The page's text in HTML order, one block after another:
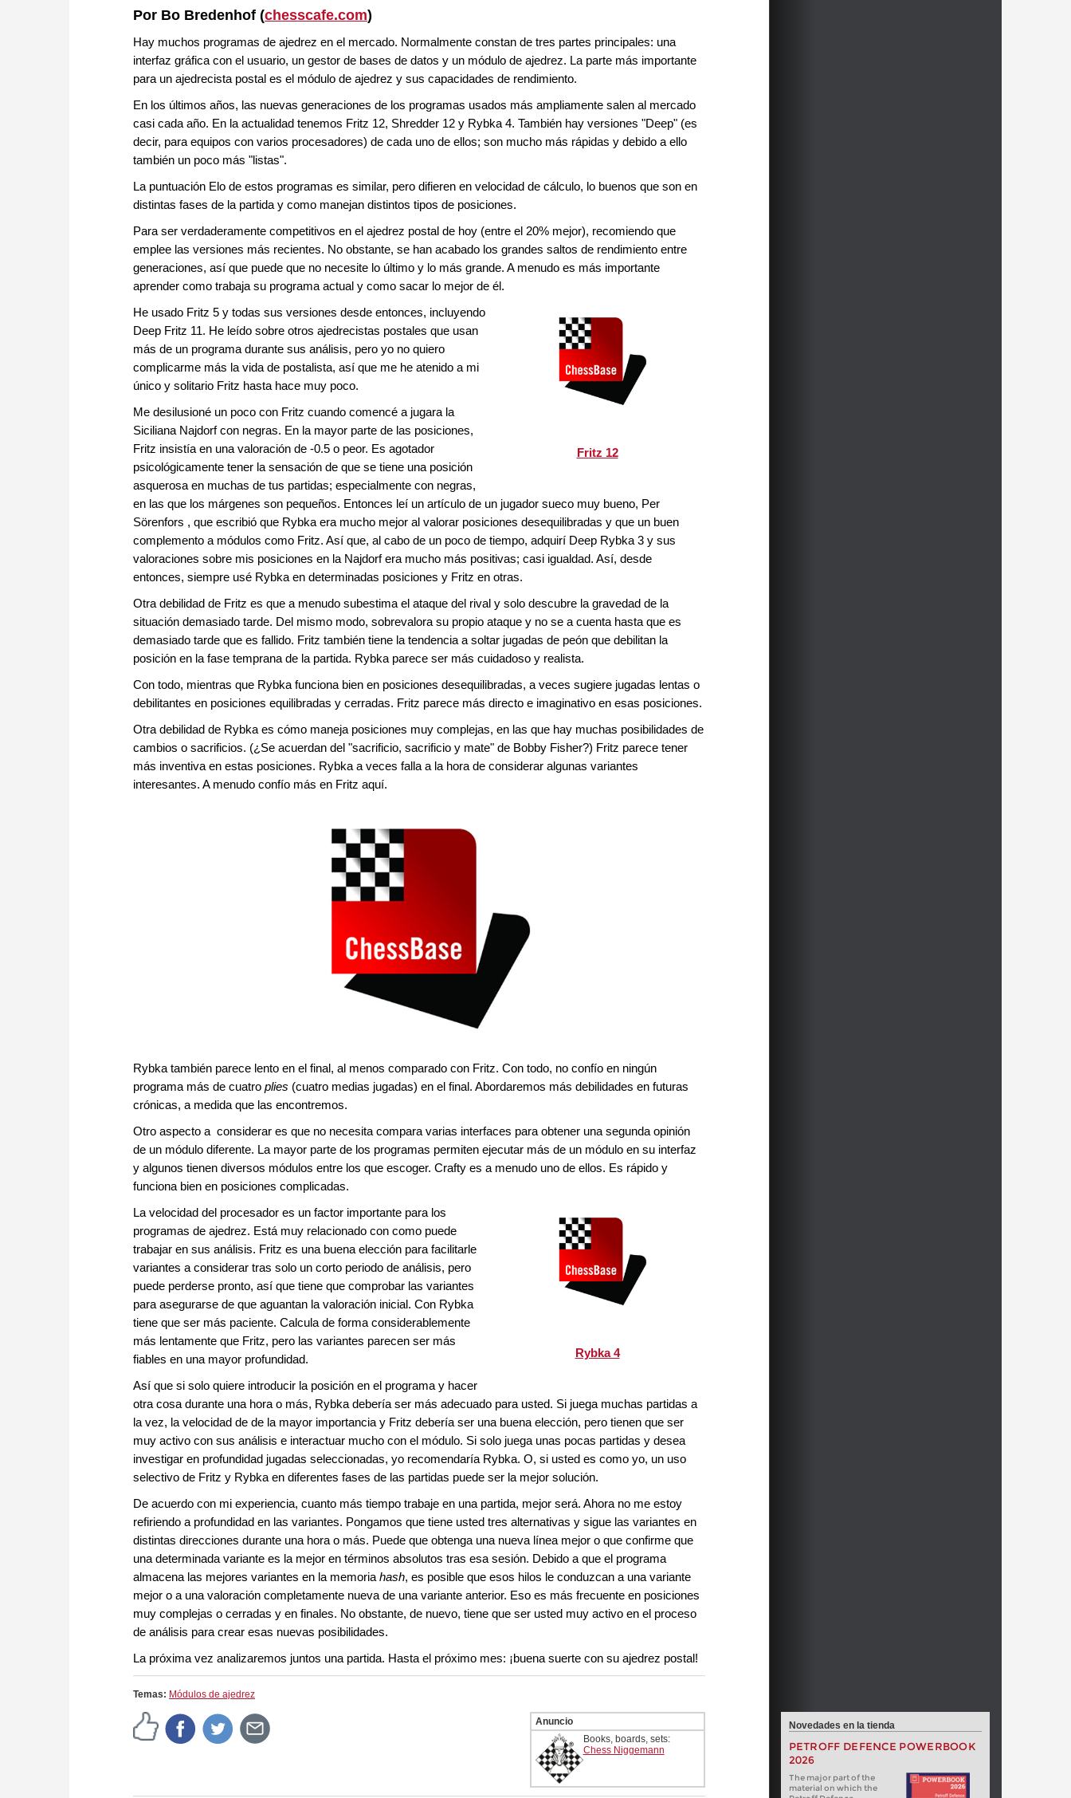
Por Bo Bredenhof (chesscafe.com)
Hay muchos programas de ajedrez en el mercado. Normalmente constan de tres partes principales: una
interfaz gráfica con el usuario, un gestor de bases de datos y un módulo de ajedrez. La parte más importante
para un ajedrecista postal es el módulo de ajedrez y sus capacidades de rendimiento.
En los últimos años, las nuevas generaciones de los programas usados más ampliamente salen al mercado
casi cada año. En la actualidad tenemos Fritz 12, Shredder 12 y Rybka 4. También hay versiones "Deep" (es
decir, para equipos con varios procesadores) de cada uno de ellos; son mucho más rápidas y debido a ello
también un poco más "listas".
La puntuación Elo de estos programas es similar, pero difieren en velocidad de cálculo, lo buenos que son en
distintas fases de la partida y como manejan distintos tipos de posiciones.
Para ser verdaderamente competitivos en el ajedrez postal de hoy (entre el 20% mejor), recomiendo que
emplee las versiones más recientes. No obstante, se han acabado los grandes saltos de rendimiento entre
generaciones, así que puede que no necesite lo último y lo más grande. A menudo es más importante
aprender como trabaja su programa actual y como sacar lo mejor de él.
Fritz 12
He usado Fritz 5 y todas sus versiones desde entonces, incluyendo
Deep Fritz 11. He leído sobre otros ajedrecistas postales que usan
más de un programa durante sus análisis, pero yo no quiero
complicarme más la vida de postalista, así que me he atenido a mi
único y solitario Fritz hasta hace muy poco.
Me desilusioné un poco con Fritz cuando comencé a jugara la
Siciliana Najdorf con negras. En la mayor parte de las posiciones,
Fritz insistía en una valoración de -0.5 o peor. Es agotador
psicológicamente tener la sensación de que se tiene una posición
asquerosa en muchas de tus partidas; especialmente con negras,
en las que los márgenes son pequeños. Entonces leí un artículo de un jugador sueco muy bueno, Per
Sörenfors , que escribió que Rybka era mucho mejor al valorar posiciones desequilibradas y que un buen
complemento a módulos como Fritz. Así que, al cabo de un poco de tiempo, adquirí Deep Rybka 3 y sus
valoraciones sobre mis posiciones en la Najdorf era mucho más positivas; casi igualdad. Así, desde
entonces, siempre usé Rybka en determinadas posiciones y Fritz en otras.
Otra debilidad de Fritz es que a menudo subestima el ataque del rival y solo descubre la gravedad de la
situación demasiado tarde. Del mismo modo, sobrevalora su propio ataque y no se a cuenta hasta que es
demasiado tarde que es fallido. Fritz también tiene la tendencia a soltar jugadas de peón que debilitan la
posición en la fase temprana de la partida. Rybka parece ser más cuidadoso y realista.
Con todo, mientras que Rybka funciona bien en posiciones desequilibradas, a veces sugiere jugadas lentas o
debilitantes en posiciones equilibradas y cerradas. Fritz parece más directo e imaginativo en esas posiciones.
Otra debilidad de Rybka es cómo maneja posiciones muy complejas, en las que hay muchas posibilidades de
cambios o sacrificios. (¿Se acuerdan del "sacrificio, sacrificio y mate" de Bobby Fisher?) Fritz parece tener
más inventiva en estas posiciones. Rybka a veces falla a la hora de considerar algunas variantes
interesantes. A menudo confío más en Fritz aquí.
Rybka también parece lento en el final, al menos comparado con Fritz. Con todo, no confío en ningún
programa más de cuatro plies (cuatro medias jugadas) en el final. Abordaremos más debilidades en futuras
crónicas, a medida que las encontremos.
Otro aspecto a considerar es que no necesita compara varias interfaces para obtener una segunda opinión
de un módulo diferente. La mayor parte de los programas permiten ejecutar más de un módulo en su interfaz
y algunos tienen diversos módulos entre los que escoger. Crafty es a menudo uno de ellos. Es rápido y
funciona bien en posiciones complicadas.
Rybka 4
La velocidad del procesador es un factor importante para los
programas de ajedrez. Está muy relacionado con como puede
trabajar en sus análisis. Fritz es una buena elección para facilitarle
variantes a considerar tras solo un corto periodo de análisis, pero
puede perderse pronto, así que tiene que comprobar las variantes
para asegurarse de que aguantan la valoración inicial. Con Rybka
tiene que ser más paciente. Calcula de forma considerablemente
más lentamente que Fritz, pero las variantes parecen ser más
fiables en una mayor profundidad.
Así que si solo quiere introducir la posición en el programa y hacer
otra cosa durante una hora o más, Rybka debería ser más adecuado para usted. Si juega muchas partidas a
la vez, la velocidad de de la mayor importancia y Fritz debería ser una buena elección, pero tienen que ser
muy activo con sus análisis e interactuar mucho con el módulo. Si solo juega unas pocas partidas y desea
investigar en profundidad jugadas seleccionadas, yo recomendaría Rybka. O, si usted es como yo, un uso
selectivo de Fritz y Rybka en diferentes fases de las partidas puede ser la mejor solución.
De acuerdo con mi experiencia, cuanto más tiempo trabaje en una partida, mejor será. Ahora no me estoy
refiriendo a profundidad en las variantes. Pongamos que tiene usted tres alternativas y sigue las variantes en
distintas direcciones durante una hora o más. Puede que obtenga una nueva línea mejor o que confirme que
una determinada variante es la mejor en términos absolutos tras esa sesión. Debido a que el programa
almacena las mejores variantes en la memoria hash, es posible que esos hilos le conduzcan a una variante
mejor o a una valoración completamente nueva de una variante anterior. Eso es más frecuente en posiciones
muy complejas o cerradas y en finales. No obstante, de nuevo, tiene que ser usted muy activo en el proceso
de análisis para crear esas nuevas posibilidades.
La próxima vez analizaremos juntos una partida. Hasta el próximo mes: ¡buena suerte con su ajedrez postal!
Temas: Módulos de ajedrez
Anuncio
Books, boards, sets:
Chess Niggemann
Novedades en la tienda
PETROFF DEFENCE POWERBOOK
2026
The major part of the
material on which the